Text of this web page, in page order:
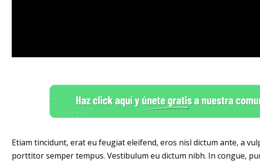
Etiam tincidunt, erat eu feugiat eleifend, eros nisl dictum ante, a
porttitor semper tempus. Vestibulum eu dictum nibh. In congue,